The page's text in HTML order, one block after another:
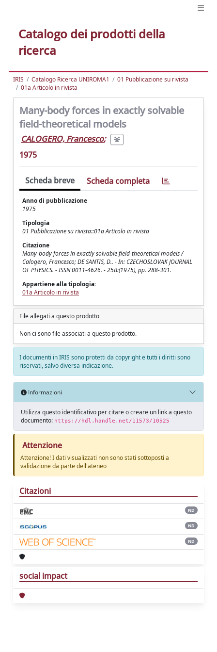
Catalogo dei prodotti della
ricerca
IRIS Catalogo Ricerca UNIROMA1
01 Pubblicazione su rivista
01a Articolo in rivista
Many-body forces in exactly solvable
field-theoretical models
CALOGERO, Francesco;
1975
Scheda breve Scheda completa
Anno di pubblicazione
1975
Tipologia
01 Pubblicazione su rivista::01a Articolo in rivista
Citazione
Many-body forces in exactly solvable field-theoretical models /
Calogero, Francesco; DE SANTIS, D.. - In: CZECHOSLOVAK JOURNAL
OF PHYSICS. - ISSN 0011-4626. - 25B:(1975), pp. 288-301.
Appartiene alla tipologia:
01a Articolo in rivista
File allegati a questo prodotto
Non ci sono file associati a questo prodotto.
I documenti in IRIS sono protetti da copyright e tutti i diritti sono
riservati, salvo diversa indicazione.
Informazioni
Utilizza questo identificativo per citare o creare un link a questo
documento: https://hdl.handle.net/11573/10525
Attenzione
Attenzione! I dati visualizzati non sono stati sottoposti a
validazione da parte dell'ateneo
Citazioni
ND
ND
ND
social impact